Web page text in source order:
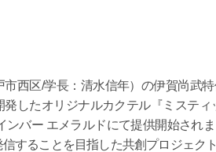
西区/学長：清水信年）の伊賀尚武
したオリジナルカクテル『ミスティ
ンバー エメラルドにて提供開始され
することを目指した共創プロジェク